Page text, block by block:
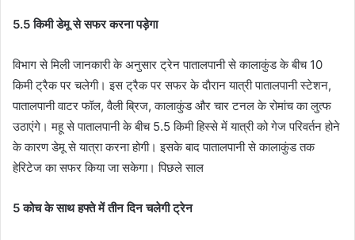
5.5 किमी डेमू से सफर करना पड़ेगा
विभाग से मिली जानकारी के अनुसार ट्रेन पातालपानी से कालाकुंड के बीच 10
किमी ट्रैक पर चलेगी। इस ट्रैक पर सफर के दाैरान यात्री पातालपानी स्टेशन,
पातालपानी वाटर फॉल, वैली ब्रिज, कालाकुंड और चार टनल के रोमांच का लुत्फ
उठाएंगे। महू से पातालपानी के बीच 5.5 किमी हिस्से में यात्री को गेज परिवर्तन होने
के कारण डेमू से यात्रा करना होगी। इसके बाद पातालपानी से कालाकुंड तक
हेरिटेज का सफर किया जा सकेगा। पिछले साल
5 कोच के साथ हफ्ते में तीन दिन चलेगी ट्रेन